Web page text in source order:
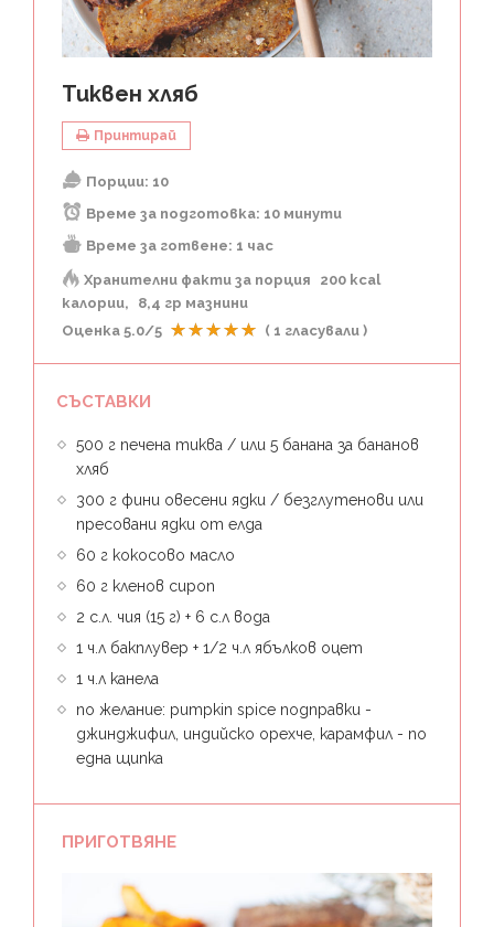
Тиквен хляб
Принтирай
Порции: 10
Време за подготовка: 10 минути
Време за готвене: 1 час
Хранителни факти за порция
200 kcal
калории
8,4 гр мазнини
Оценка 5.0/5 ( 1 гласували )
СЪСТАВКИ
500 г печена тиква / или 5 банана за бананов
хляб
300 г фини овесени ядки / безглутенови или
пресовани ядки от елда
60 г кокосово масло
60 г кленов сироп
2 с.л. чия (15 г) + 6 с.л вода
1 ч.л бакплувер + 1/2 ч.л ябълков оцет
1 ч.л канела
по желание: pumpkin spice подправки -
джинджифил, индийско орехче, карамфил - по
една щипка
ПРИГОТВЯНЕ